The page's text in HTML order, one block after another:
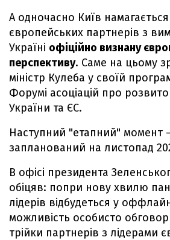
А одночасно Київ
європейських партнерів з
Україні офіційно визнану
перспективу. Саме на цьому
міністр Кулеба у своїй
Форумі асоціацій про
України та ЄС.
Наступний "етапний" момент
запланований на листопад
В офісі президента
обіцяв: попри нову хвилю
лідерів відбудеться у
можливість особисто
трійки партнерів з лідерами